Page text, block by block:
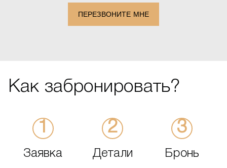
ПЕРЕЗВОНИТЕ МНЕ
Как забронировать?
Заявка Детали Бронь